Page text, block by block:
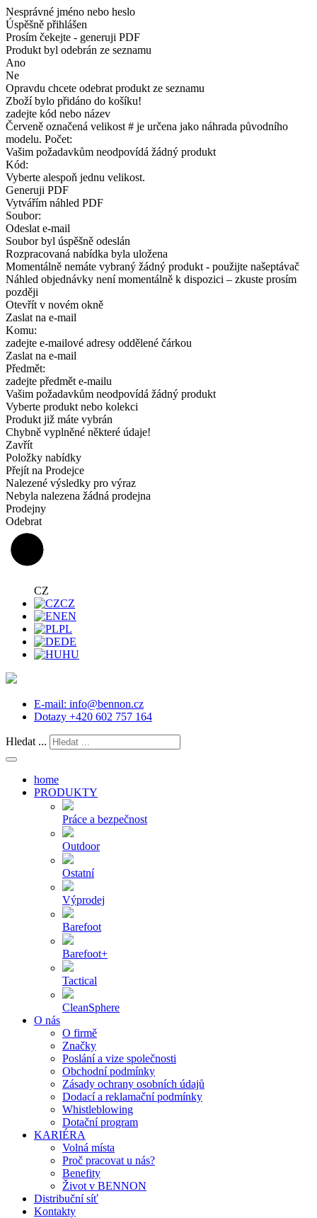
Nesprávné jméno nebo heslo
Úspěšně přihlášen
Prosím čekejte - generuji PDF
Produkt byl odebrán ze seznamu
Ano
Ne
Opravdu chcete odebrat produkt ze seznamu
Zboží bylo přidáno do košíku!
zadejte kód nebo název
Červeně označená velikost # je určena jako náhrada původního
modelu. Počet:
Vašim požadavkům neodpovídá žádný produkt
Kód:
Vyberte alespoň jednu velikost.
Generuji PDF
Vytvářím náhled PDF
Soubor:
Odeslat e-mail
Soubor byl úspěšně odeslán
Rozpracovaná nabídka byla uložena
Momentálně nemáte vybraný žádný produkt - použijte našeptávač
Náhled objednávky není momentálně k dispozici – zkuste prosím
později
Otevřít v novém okně
Zaslat na e-mail
Komu:
zadejte e-mailové adresy oddělené čárkou
Zaslat na e-mail
Předmět:
zadejte předmět e-mailu
Vašim požadavkům neodpovídá žádný produkt
Vyberte produkt nebo kolekci
Produkt již máte vybrán
Chybně vyplněné některé údaje!
Zavřít
Položky nabídky
Přejít na Prodejce
Nalezené výsledky pro výraz
Nebyla nalezena žádná prodejna
Prodejny
Odebrat
CZ
CZ
EN
PL
DE
HU
E-mail: info@bennon.cz
Dotazy +420 602 757 164
Hledat ...
home
PRODUKTY
Práce a bezpečnost
Outdoor
Ostatní
Výprodej
Barefoot
Barefoot+
Tactical
CleanSphere
O nás
O firmě
Značky
Poslání a vize společnosti
Obchodní podmínky
Zásady ochrany osobních údajů
Dodací a reklamační podmínky
Whistleblowing
Dotační program
KARIÉRA
Volná místa
Proč pracovat u nás?
Benefity
Život v BENNON
Distribuční síť
Kontakty